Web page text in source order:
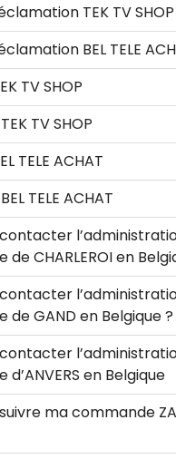
TEK TV SHOP
BEL TELE
TV SHOP
TV SHOP
TELE ACHAT
TELE ACHAT
CHARLEROI en
de GAND en Belgique ?
en Belgique
ma commande